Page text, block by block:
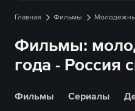
Главная Фильмы
Фильмы:
года - Россия
Фильмы Сериалы